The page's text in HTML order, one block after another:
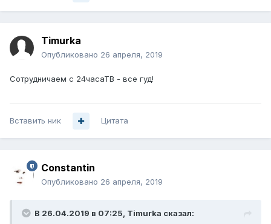
Timurka
Опубликовано 26 апреля, 2019
Сотрудничаем с 24часаТВ - все гуд!
Вставить ник Цитата
Constantin
Опубликовано 26 апреля, 2019
В 26.04.2019 в 07:25, Timurka сказал: